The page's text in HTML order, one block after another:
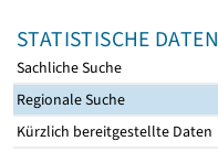
STATISTISCHE DATEN
Sachliche Suche
Regionale Suche
Kürzlich bereitgestellte Daten